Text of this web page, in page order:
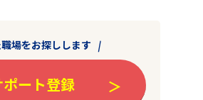
場をお探しします
ート登録